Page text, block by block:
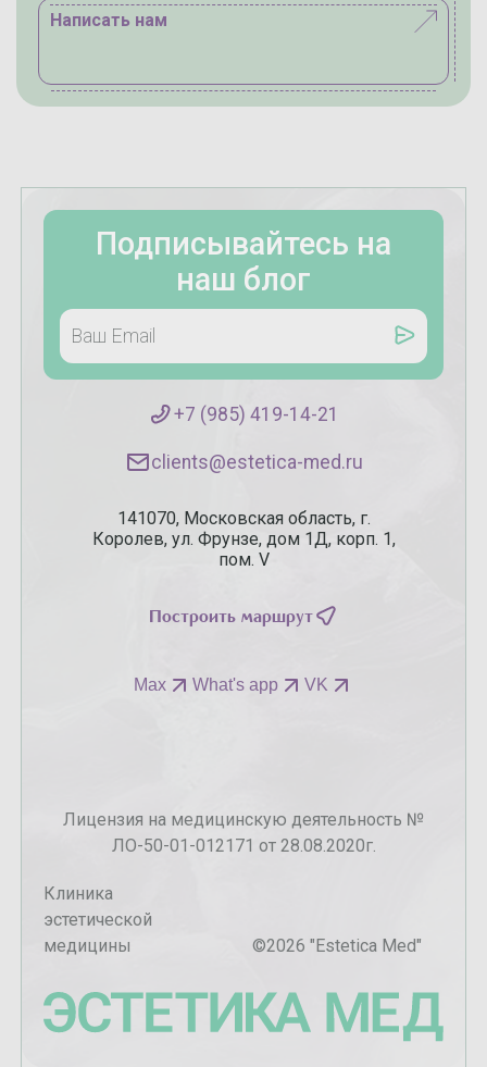
Написать нам
Подписывайтесь на
наш блог
+7 (985) 419-14-21
141070, Московская область, г.
Королев, ул. Фрунзе, дом 1Д, корп. 1,
пом. V
Построить маршрут
clients@estetica-med.ru
Max What's app VK
Клиника
эстетической
медицины
Лицензия на медицинскую деятельность №
ЛО-50-01-012171 от 28.08.2020г.
©2026 "Estetica Med"